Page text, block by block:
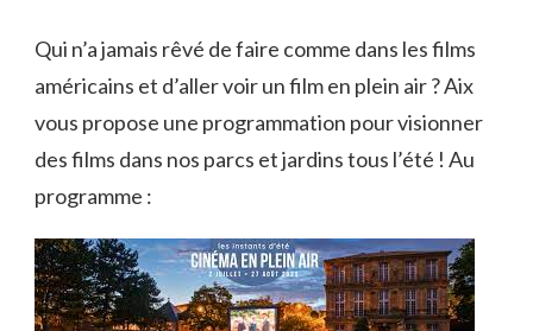
Qui n’a jamais rêvé de faire comme dans les films
américains et d’aller voir un film en plein air ? Aix
vous propose une programmation pour visionner
des films dans nos parcs et jardins tous l’été ! Au
programme :